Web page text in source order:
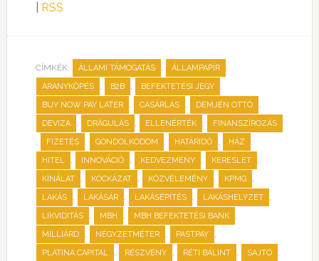
RSS
CÍMKÉK: ÁLLAMI TÁMOGATÁS , ÁLLAMPAPÍR ,
ARANYKÖPÉS , B2B , BEFEKTETÉSI JEGY ,
BUY NOW PAY LATER , CÁSÁRLÁS , DEMJÉN OTTÓ ,
DEVIZA , DRÁGULÁS , ELLENÉRTÉK , FINANSZÍROZÁS
, FIZETÉS , GONDOLKODOM , HATÁRIDŐ , HÁZ ,
HITEL , INNOVÁCIÓ , KEDVEZMÉNY , KERESLET ,
KÍNÁLAT , KOCKÁZAT , KÖZVÉLEMÉNY , KPMG ,
LAKÁS , LAKÁSÁR , LAKÁSÉPÍTÉS , LAKÁSHELYZET ,
LIKVIDITÁS , MBH , MBH BEFEKTETÉSI BANK ,
MILLIÁRD , NÉGYZETMÉTER , PASTPAY ,
PLATINA CAPITAL , RÉSZVÉNY , RÉTI BÁLINT , SAJTÓ ,